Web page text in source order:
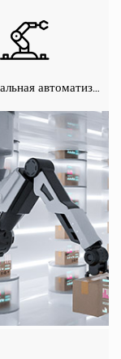
Индустриальная автоматизация